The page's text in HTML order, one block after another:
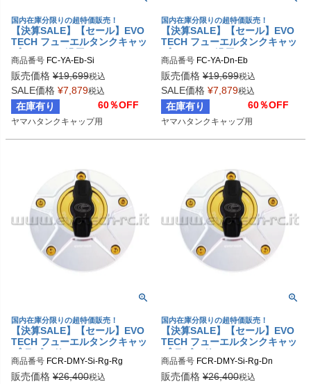
国内在庫分限りの超特価販売！
【決算SALE】【セール】EVO
TECH フューエルタンクキャッ
商品番号 FC-YA-Eb-Si
販売価格 ¥19,699税込
SALE価格 ¥7,879税込
在庫有り 60％OFF
ヤマハタンクキャップ用
国内在庫分限りの超特価販売！
【決算SALE】【セール】EVO
TECH フューエルタンクキャッ
商品番号 FC-YA-Dn-Eb
販売価格 ¥19,699税込
SALE価格 ¥7,879税込
在庫有り 60％OFF
ヤマハタンクキャップ用
国内在庫分限りの超特価販売！
【決算SALE】【セール】EVO
TECH フューエルタンクキャッ
プ ラピッド DUCATI/MV AGUS
TA/YAMAHA
商品番号 FCR-DMY-Si-Rg-Rg
販売価格 ¥26,400税込
国内在庫分限りの超特価販売！
【決算SALE】【セール】EVO
TECH フューエルタンクキャッ
プ ラピッド DUCATI/MV AGUS
TA/YAMAHA
商品番号 FCR-DMY-Si-Rg-Dn
販売価格 ¥26,400税込